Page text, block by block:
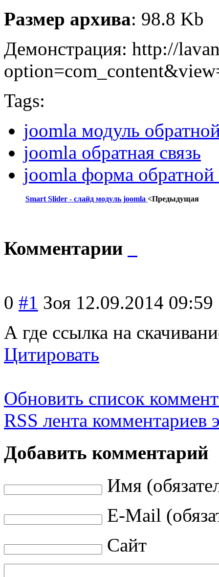
Размер архива: 98.8 Kb
Демонстрация: http://
Tags:
joomla модуль
joomla обратная связь
joomla форма обратной
Smart Slider - слайд модуль joomla <Предыдущая
Комментарии
0 #1 Зоя 12.09.2014 09:59
А где ссылка на
Цитировать
Обновить список
RSS лента комментариев
Добавить комментарий
Имя
E-Mail
Сайт